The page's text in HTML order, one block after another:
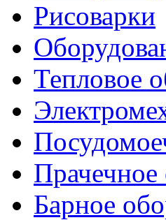
Рисоварки
Тепловое
Прачечное
Барное